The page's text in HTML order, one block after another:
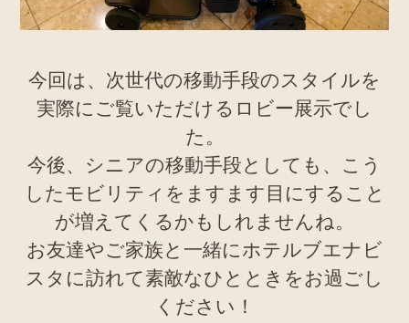
今回は、次世代の移動手段のスタイルを
実際にご覧いただけるロビー展示でし
た。
今後、シニアの移動手段としても、こう
したモビリティをますます目にすること
が増えてくるかもしれませんね。
お友達やご家族と一緒にホテルブエナビ
スタに訪れて素敵なひとときをお過ごし
ください！